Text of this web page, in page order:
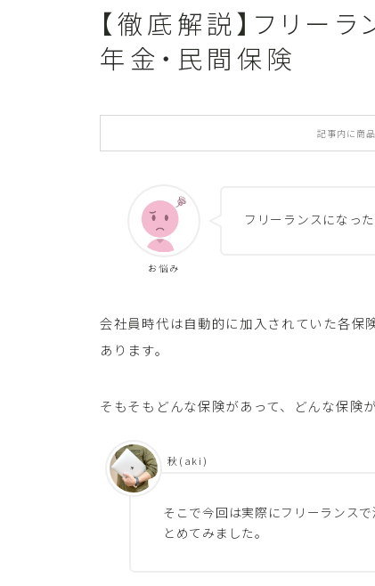
【徹底解説】フリー
年金・民間保険
記事内に商
お悩み
フリーランスになっ
会社員時代は自動的に加入されていた各保
あります。
そもそもどんな保険があって、どんな保険
そこで今回は実際にフリーランス
とめてみました。
秋(aki)